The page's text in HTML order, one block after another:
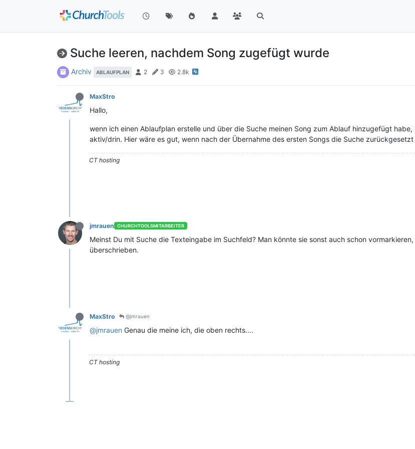
Suche leeren, nachdem Song zugefügt wurde
Archiv ABLAUFPLAN 2 3 2.8k
MaxStro
Hallo,
wenn ich einen Ablaufplan erstelle und über die Suche meinen Song zum Ablauf hinzugefügt
aktiv/drin. Hier wäre es gut, wenn nach der Übernahme des ersten Songs die Suche zurückgesetzt
CT hosting
jmrauen CHURCHTOOLSMITARBEITER
Meinst Du mit Suche die Texteingabe im Suchfeld? Man könnte sie sonst auch schon
überschrieben.
MaxStro @jmrauen
@jmrauen Genau die meine ich, die oben rechts....
CT hosting